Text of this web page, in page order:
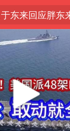
《披荆斩棘
白海豚北上或致
美将每月供乌爱